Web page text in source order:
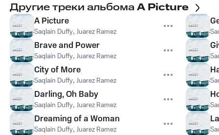
Другие треки альбомаA Picture
A Picture
Saqlain Duffy, Juarez Ramez
Brave and Power
Saqlain Duffy, Juarez Ramez
City of More
Saqlain Duffy, Juarez Ramez
Darling, Oh Baby
Saqlain Duffy, Juarez Ramez
Dreaming of a Woman
Saqlain Duffy, Juarez Ramez